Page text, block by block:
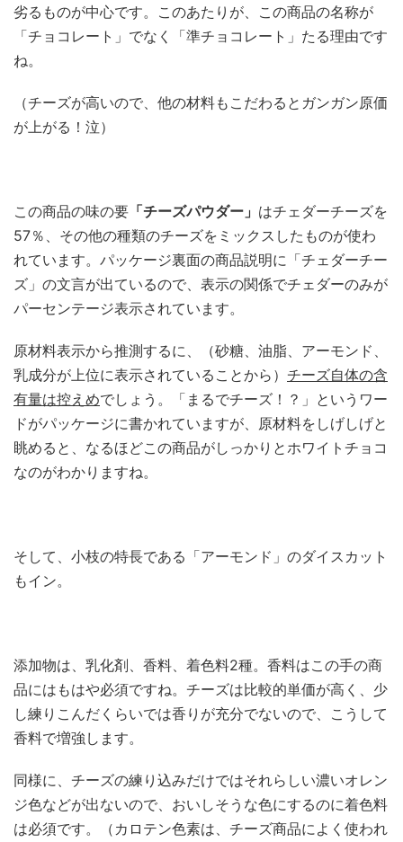
劣るものが中心です。このあたりが、この商品の名称が
「チョコレート」でなく「準チョコレート」たる理由です
ね。
（チーズが高いので、他の材料もこだわるとガンガン原価
が上がる！泣）
この商品の味の要 「チーズパウダー」 はチェダーチーズを
57％、その他の種類のチーズをミックスしたものが使わ
れています。パッケージ裏面の商品説明に「チェダーチー
ズ」の文言が出ているので、表示の関係でチェダーのみが
パーセンテージ表示されています。
原材料表示から推測するに、（砂糖、油脂、アーモンド、
乳成分が上位に表示されていることから） チーズ自体の含
有量は控えめでしょう。「まるでチーズ！？」というワー
ドがパッケージに書かれていますが、原材料をしげしげと
眺めると、なるほどこの商品がしっかりとホワイトチョコ
なのがわかりますね。
そして、小枝の特長である「アーモンド」のダイスカット
もイン。
添加物は、乳化剤、香料、着色料2種。香料はこの手の商
品にはもはや必須ですね。チーズは比較的単価が高く、少
し練りこんだくらいでは香りが充分でないので、こうして
香料で増強します。
同様に、チーズの練り込みだけではそれらしい濃いオレン
ジ色などが出ないので、おいしそうな色にするのに着色料
は必須です。（カロテン色素は、チーズ商品によく使われ